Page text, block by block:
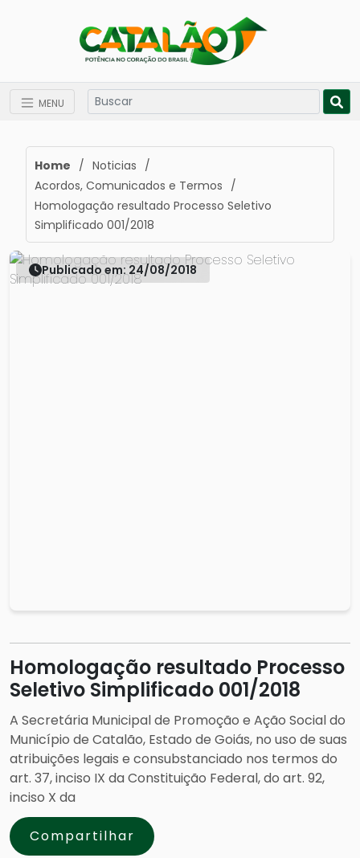
MENU
Home / Noticias /
Acordos, Comunicados e Termos /
Homologação resultado Processo Seletivo
Simplificado 001/2018
Publicado em: 24/08/2018
Homologação resultado Processo
Seletivo Simplificado 001/2018
A Secretária Municipal de Promoção e Ação Social do
Município de Catalão, Estado de Goiás, no uso de suas
atribuições legais e consubstanciado nos termos do
art. 37, inciso IX da Constituição Federal, do art. 92,
inciso X da
Compartilhar